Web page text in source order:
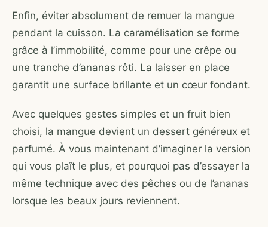
Enfin, éviter absolument de remuer la mangue
pendant la cuisson. La caramélisation se forme
grâce à l’immobilité, comme pour une crêpe ou
une tranche d’ananas rôti. La laisser en place
garantit une surface brillante et un cœur fondant.
Avec quelques gestes simples et un fruit bien
choisi, la mangue devient un dessert généreux et
parfumé. À vous maintenant d’imaginer la version
qui vous plaît le plus, et pourquoi pas d’essayer la
même technique avec des pêches ou de l’ananas
lorsque les beaux jours reviennent.